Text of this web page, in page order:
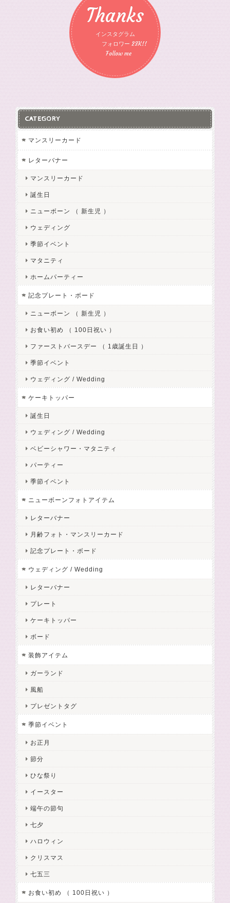
Thanks
インスタグラム
フォロワー 23K!!
Follow me
CATEGORY
マンスリーカード
レターバナー
マンスリーカード
誕生日
ニューボーン （ 新生児 ）
ウェディング
季節イベント
マタニティ
ホームパーティー
記念プレート・ボード
ニューボーン （ 新生児 ）
お食い初め （ 100日祝い ）
ファーストバースデー （ 1歳誕生日 ）
季節イベント
ウェディング / Wedding
ケーキトッパー
誕生日
ウェディング / Wedding
ベビーシャワー・マタニティ
パーティー
季節イベント
ニューボーンフォトアイテム
レターバナー
月齢フォト・マンスリーカード
記念プレート・ボード
ウェディング / Wedding
レターバナー
プレート
ケーキトッパー
ボード
装飾アイテム
ガーランド
風船
プレゼントタグ
季節イベント
お正月
節分
ひな祭り
イースター
端午の節句
七夕
ハロウィン
クリスマス
七五三
お食い初め （ 100日祝い ）